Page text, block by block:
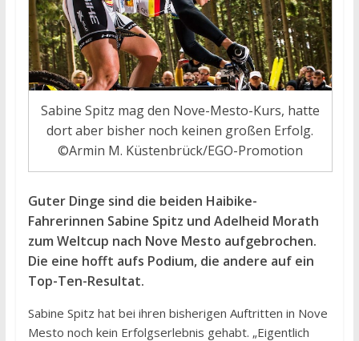
Sabine Spitz mag den Nove-Mesto-Kurs, hatte
dort aber bisher noch keinen großen Erfolg.
©Armin M. Küstenbrück/EGO-Promotion
Guter Dinge sind die beiden Haibike-
Fahrerinnen Sabine Spitz und Adelheid Morath
zum Weltcup nach Nove Mesto aufgebrochen.
Die eine hofft aufs Podium, die andere auf ein
Top-Ten-Resultat.
Sabine Spitz hat bei ihren bisherigen Auftritten in Nove
Mesto noch kein Erfolgserlebnis gehabt. „Eigentlich